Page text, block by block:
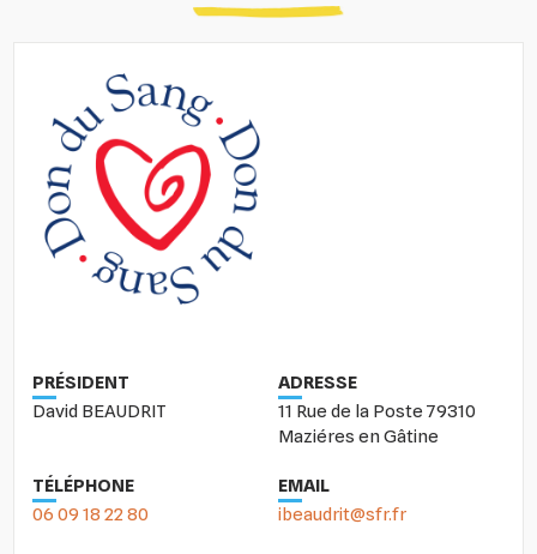
PRÉSIDENT
David BEAUDRIT
ADRESSE
11 Rue de la Poste 79310
Maziéres en Gâtine
TÉLÉPHONE
06 09 18 22 80
EMAIL
ibeaudrit@sfr.fr